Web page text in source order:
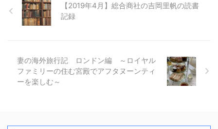
【2019年4月】総合商社の吉岡里帆の読書
記録
妻の海外旅行記 ロンドン編 ～ロイヤル
ファミリーの住む宮殿でアフタヌーンティ
ーを楽しむ～